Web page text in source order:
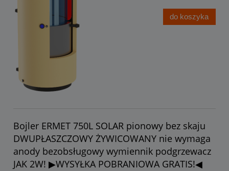
do koszyka
Bojler ERMET 750L SOLAR pionowy bez skaju
DWUPŁASZCZOWY ŻYWICOWANY nie wymaga
anody bezobsługowy wymiennik podgrzewacz
JAK 2W! ▶WYSYŁKA POBRANIOWA GRATIS!◀